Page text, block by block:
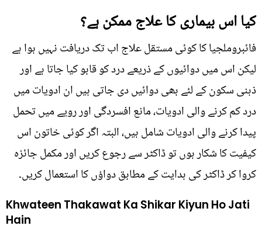
کیا اس بیماری کا علاج ممکن ہے؟
فائبروملجیا کا کوئی مستقل علاج اب تک دریافت نہیں ہوا ہے
لیکن اس میں دوائیوں کے ذریعے درد کو قابو کیا جاتا ہے اور
ذہنی سکون کے لئے بھی دوائیں دی جاتی ہیں ان ادویات میں
درد کم کرنے والی ادویات، مانع افسردگی اور رویے میں تحمل
پیدا کرنے والی ادویات شامل ہیں، البتہ اگر کوئی خاتون اس
کیفیت کا شکار ہوں تو ڈاکٹر سے رجوع کریں اور مکمل جائزہ
کروا کر ڈاکٹر کی ہدایت کے مطابق دواؤں کا استعمال کریں۔
Khwateen Thakawat Ka Shikar Kiyun Ho Jati
Hain